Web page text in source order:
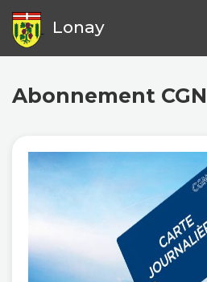
Lonay
Abonnement CGN